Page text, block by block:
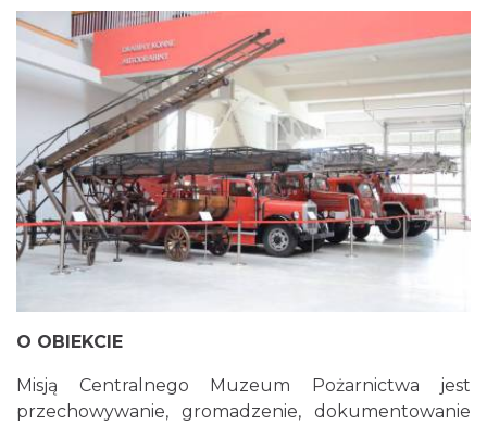
O OBIEKCIE
Misją Centralnego Muzeum Pożarnictwa jest
przechowywanie, gromadzenie, dokumentowanie